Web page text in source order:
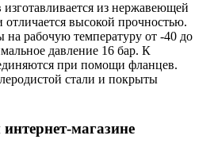
из нержавеющей
высокой прочностью.
на рабочую температуру от -40 до
давление 16 бар. К
при помощи фланцев.
стали и покрыты
магазине